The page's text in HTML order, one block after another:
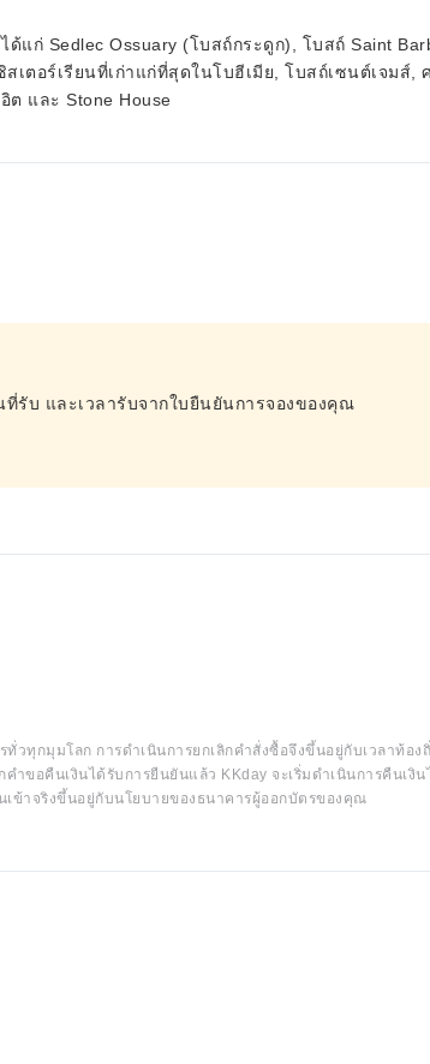
แก่ Sedlec Ossuary (โบสถ์กระดูก), โบสถ์ Saint
เตอร์เรียนที่เก่าแก่ที่สุดในโบฮีเมีย, โบสถ์เซนต์เจมส์,
ต และ Stone House
รับ และเวลารับจากใบยืนยันการจองของคุณ
วทุกมุมโลก การดำเนินการยกเลิกคำสั่งซื้อจึงขึ้นอยู่กับเวลาท้อ
ำขอคืนเงินได้รับการยืนยันแล้ว KKday จะเริ่มดำเนินการคืนเงิน
เข้าจริงขึ้นอยู่กับนโยบายของธนาคารผู้ออกบัตรของคุณ